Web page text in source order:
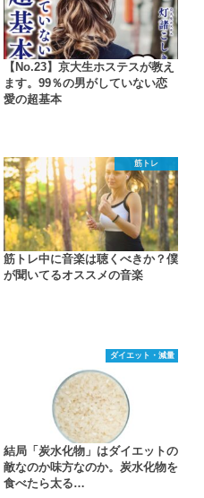
【No.23】京大生ホステスが教え
ます。99％の男がしていない恋
愛の超基本
筋トレ
筋トレ中に音楽は聴くべきか？僕
が聞いてるオススメの音楽
ダイエット・減量
結局「炭水化物」はダイエットの
敵なのか味方なのか。炭水化物を
食べたら太る…